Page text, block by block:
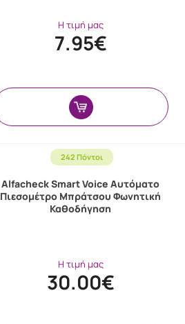
Η τιμή μας
7.95€
242 Πόντοι
Alfacheck Smart Voice Αυτόματο
Πιεσομέτρο Μπράτσου Φωνητική
Καθοδήγηση
Η τιμή μας
30.00€